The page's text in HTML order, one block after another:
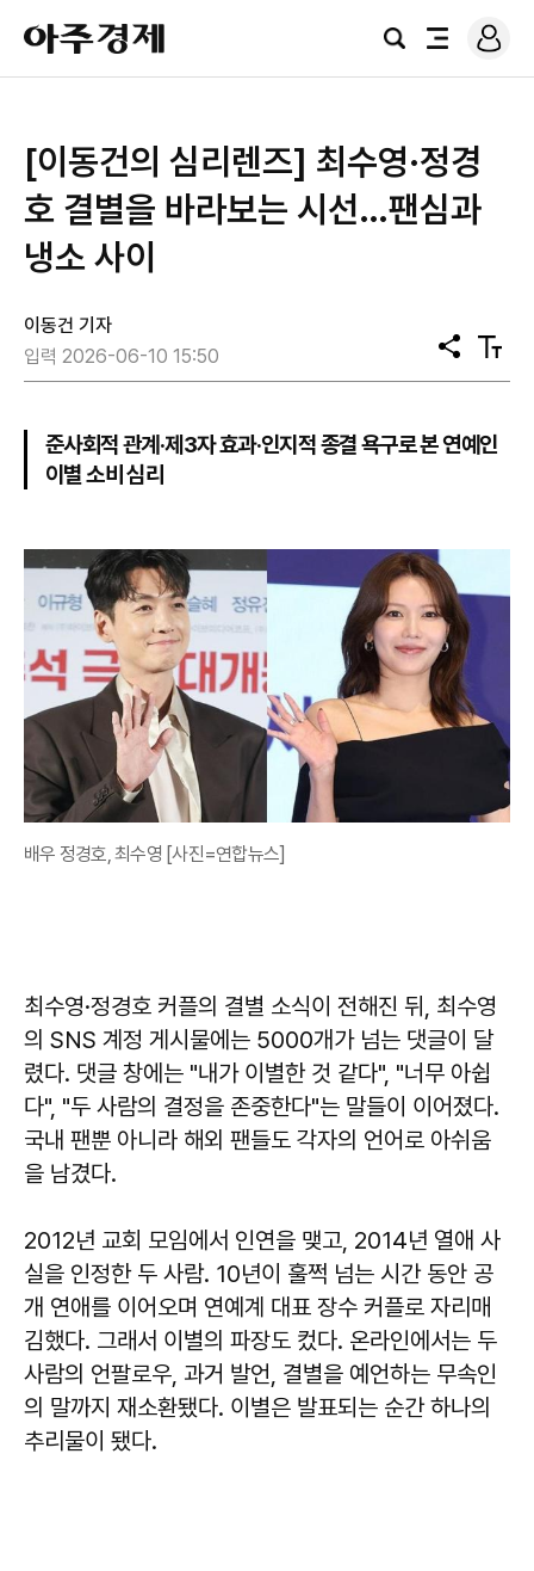
아
주
경
검
전
로
그
[이동건의 심리렌즈] 최수영·정경
호 결별을 바라보는 시선…팬심과
냉소 사이
이동건 기자
입력 2026-06-10 15:50
공
유
텍
스
기
준사회적 관계·제3자 효과·인지적 종결 욕구로 본 연예인
이별 소비 심리
배우 정경호, 최수영 [사진=연합뉴스]
최수영·정경호 커플의 결별 소식이 전해진 뒤, 최수영
의 SNS 계정 게시물에는 5000개가 넘는 댓글이 달
렸다. 댓글 창에는 "내가 이별한 것 같다", "너무 아쉽
다", "두 사람의 결정을 존중한다"는 말들이 이어졌다.
국내 팬뿐 아니라 해외 팬들도 각자의 언어로 아쉬움
을 남겼다.
2012년 교회 모임에서 인연을 맺고, 2014년 열애 사
실을 인정한 두 사람. 10년이 훌쩍 넘는 시간 동안 공
개 연애를 이어오며 연예계 대표 장수 커플로 자리매
김했다. 그래서 이별의 파장도 컸다. 온라인에서는 두
사람의 언팔로우, 과거 발언, 결별을 예언하는 무속인
의 말까지 재소환됐다. 이별은 발표되는 순간 하나의
추리물이 됐다.